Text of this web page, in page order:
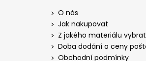
O nás
Jak nakupovat
Z jakého materiálu
Doba dodání a ceny
Obchodní podmínky